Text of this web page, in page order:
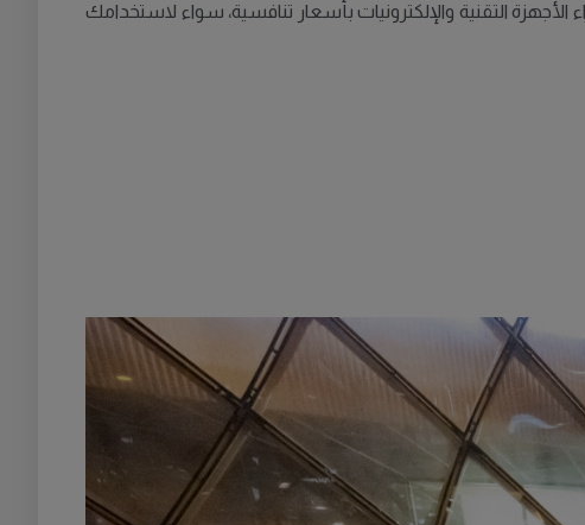
التقنية والإلكترونيات بأسعار تنافسية، سواء لاستخدامك